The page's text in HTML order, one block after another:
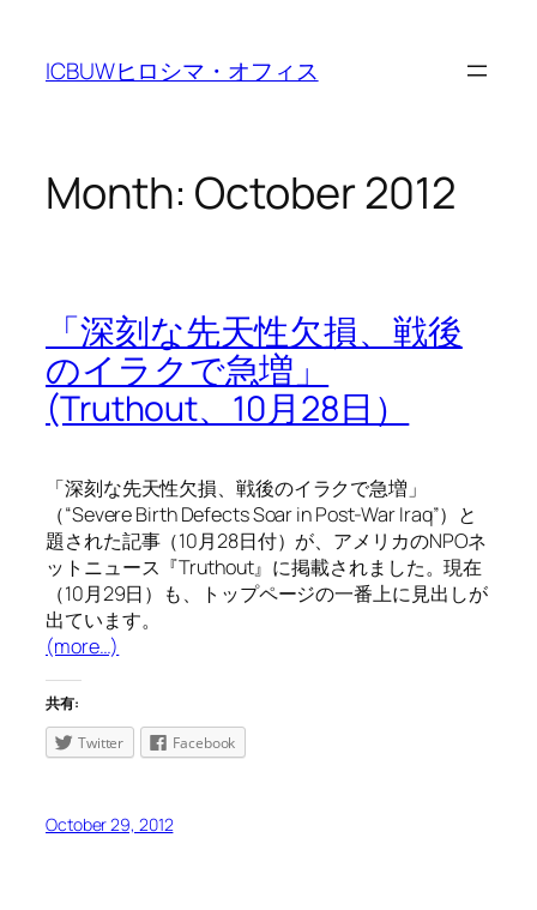
content
ICBUWヒロシマ・オフィス
Month: October 2012
「深刻な先天性欠損、戦後
のイラクで急増」
(Truthout、10月28日）
「深刻な先天性欠損、戦後のイラクで急増」
（“Severe Birth Defects Soar in Post-War Iraq”）と
題された記事（10月28日付）が、アメリカのNPOネ
ットニュース『Truthout』に掲載されました。現在
（10月29日）も、トップページの一番上に見出しが
出ています。
(more…)
共有:
Twitter
Facebook
October 29, 2012